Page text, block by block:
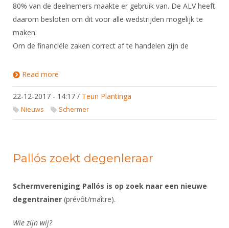
80% van de deelnemers maakte er gebruik van. De ALV heeft
daarom besloten om dit voor alle wedstrijden mogelijk te
maken.
Om de financiële zaken correct af te handelen zijn de
Read more
22-12-2017 - 14:17 / Teun Plantinga
Nieuws Schermer
Pallós zoekt degenleraar
Schermvereniging Pallós is op zoek naar een nieuwe
degentrainer (prévôt/maître).
Wie zijn wij?